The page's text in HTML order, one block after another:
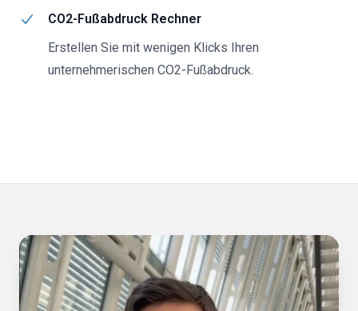
CO2-Fußabdruck Rechner
Erstellen Sie mit wenigen Klicks Ihren
unternehmerischen CO2-Fußabdruck.